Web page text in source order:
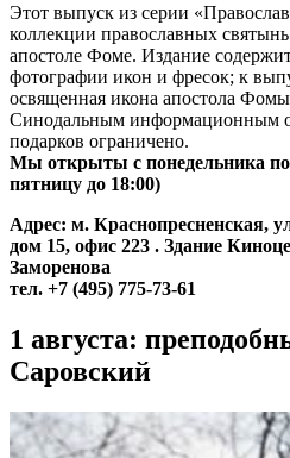
Этот выпуск из серии
коллекции православных
апостоле Фоме. Издание
фотографии икон и фресок; к
освященная икона апостола
Синодальным информационным
подарков ограничено.
Мы открыты с понедельника по
пятницу до 18:00)
Адрес: м. Краснопресненская,
дом 15, офис 223 . Здание
Заморенова
тел. +7 (495) 775-73-61
1 августа:
Саровский